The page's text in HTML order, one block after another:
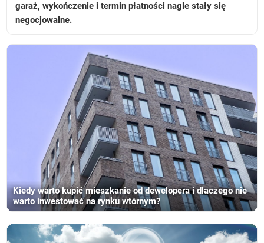
garaż, wykończenie i termin płatności nagle stały się
negocjowalne.
Kiedy warto kupić mieszkanie od dewelopera i dlaczego nie
warto inwestować na rynku wtórnym?